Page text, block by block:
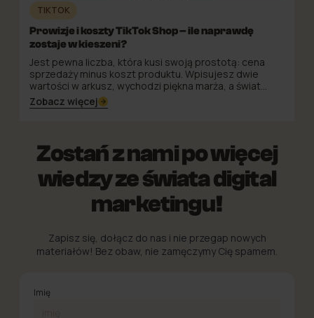
TIKTOK
Prowizje i koszty TikTok Shop – ile naprawdę
zostaje w kieszeni?
Jest pewna liczba, która kusi swoją prostotą: cena
sprzedaży minus koszt produktu. Wpisujesz dwie
wartości w arkusz, wychodzi piękna marża, a świat
przez chwilę wydaje się uporządkowany. Problem w
tym, że na TikTok Shop ten wzór ma więcej bohaterów,
Zobacz więcej
Zostań z nami po więcej
wiedzy ze świata digital
marketingu!
Zapisz się, dołącz do nas i nie przegap nowych
materiałów! Bez obaw, nie zamęczymy Cię spamem.
Imię